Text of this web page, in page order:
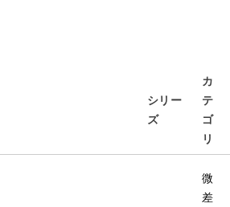
シリー
ズ
カ
テ
ゴ
リ
微
差